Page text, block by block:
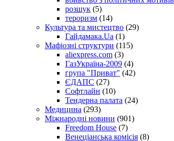
розшук (5)
тероризм (14)
Культура та мистецтво (29)
Гайдамака.Ua (1)
Мафіозні структури (115)
aliexpress.com (3)
ГазУкраїна-2009 (4)
група "Приват" (42)
ЄДАПС (27)
Софтлайн (10)
Тендерна палата (24)
Медицина (293)
Міжнародні новини (901)
Freedom House (7)
Венеціанська комісія (8)